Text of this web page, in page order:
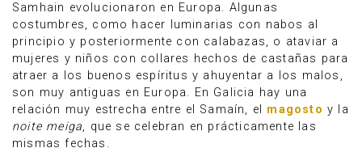
Samhain evolucionaron en Europa. Algunas
costumbres, como hacer luminarias con nabos al
principio y posteriormente con calabazas, o ataviar a
mujeres y niños con collares hechos de castañas para
atraer a los buenos espíritus y ahuyentar a los malos,
son muy antiguas en Europa. En Galicia hay una
relación muy estrecha entre el Samaín, el magosto y la
noite meiga, que se celebran en prácticamente las
mismas fechas.